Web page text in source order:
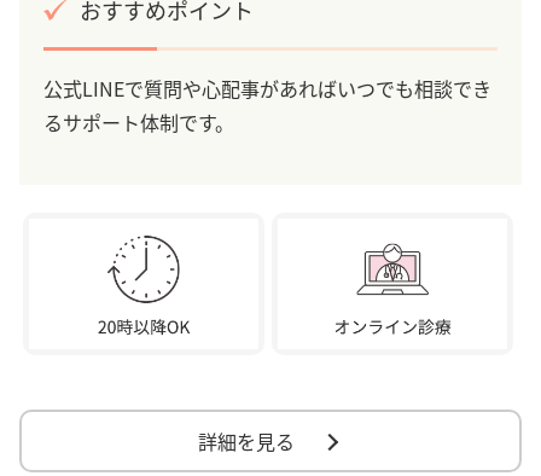
おすすめポイント
公式LINEで質問や心配事があればいつでも相談でき
るサポート体制です。
詳細を見る